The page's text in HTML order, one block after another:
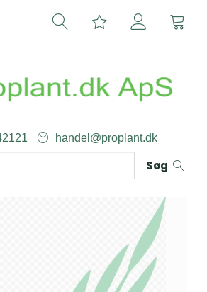
handel@proplant.dk
Søg